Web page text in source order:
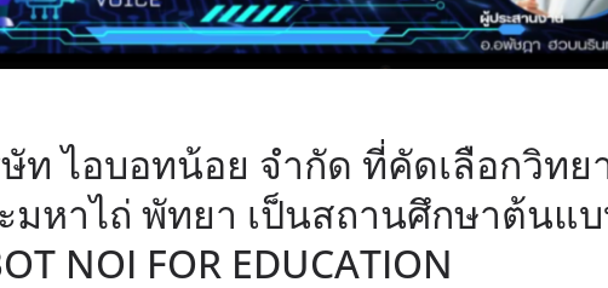
ไอบอทน้อย จำกัด ที่คัดเลือกวิทย
มหาไถ่ พัทยา เป็นสถานศึกษาต้นแ
NOI FOR EDUCATION